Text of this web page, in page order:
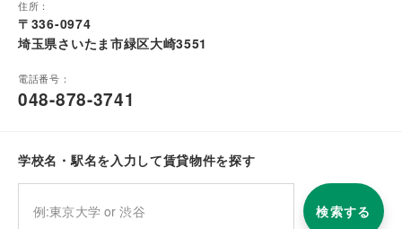
住所：
〒336-0974
埼玉県さいたま市緑区大崎3551
電話番号：
048-878-3741
学校名・駅名を入力して賃貸物件を探す
検索する